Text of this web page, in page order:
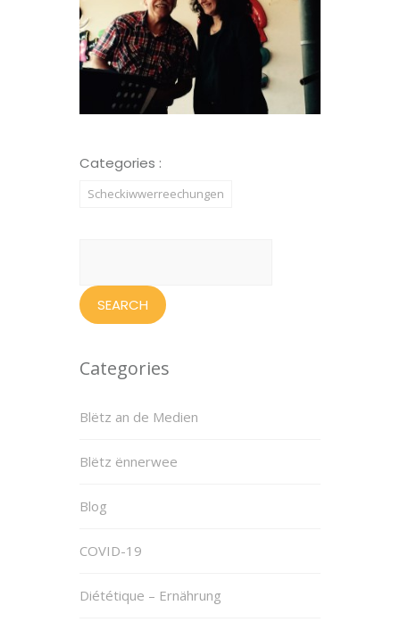
Categories :
Scheckiwwerreechungen
Categories
Blëtz an de Medien
Blëtz ënnerwee
Blog
COVID-19
Diététique – Ernährung